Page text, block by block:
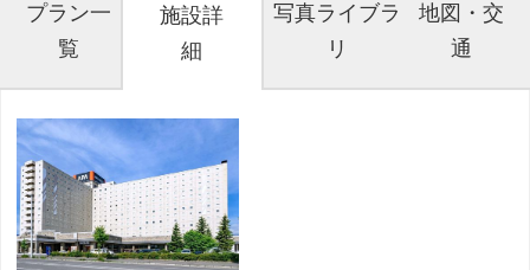
プラン一
覧
施設詳
細
写真ライブラ
リ
地図・交
通